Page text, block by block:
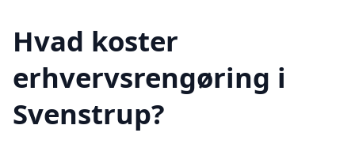
Hvad koster
erhvervsrengøring i
Svenstrup?